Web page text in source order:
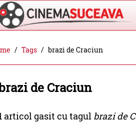
Tags brazi de Craciun
de Craciun
articol gasit cu tagul brazi de